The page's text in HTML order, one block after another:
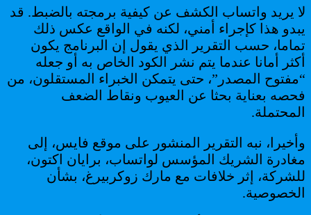
لا يريد واتساب الكشف عن كيفية برمجته بالضبط. قد
يبدو هذا كإجراء أمني، لكنه في الواقع عكس ذلك
تماما، حسب التقرير الذي يقول إن البرنامج يكون
أكثر أمانا عندما يتم نشر الكود الخاص به أو جعله
“مفتوح المصدر”، حتى يتمكن الخبراء المستقلون، من
فحصه بعناية بحثا عن العيوب ونقاط الضعف
المحتملة.
وأخيرا، نبه التقرير المنشور على موقع فايس، إلى
مغادرة الشريك المؤسس لواتساب، برايان اكتون،
للشركة، إثر خلافات مع مارك زوكربيرغ، بشأن
الخصوصية.